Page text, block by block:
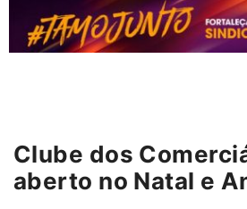
Clube dos
aberto no Natal e